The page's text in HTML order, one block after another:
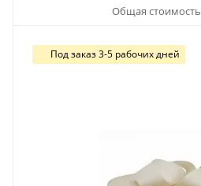
Общая стоимость
Под заказ 3-5 рабочих дней